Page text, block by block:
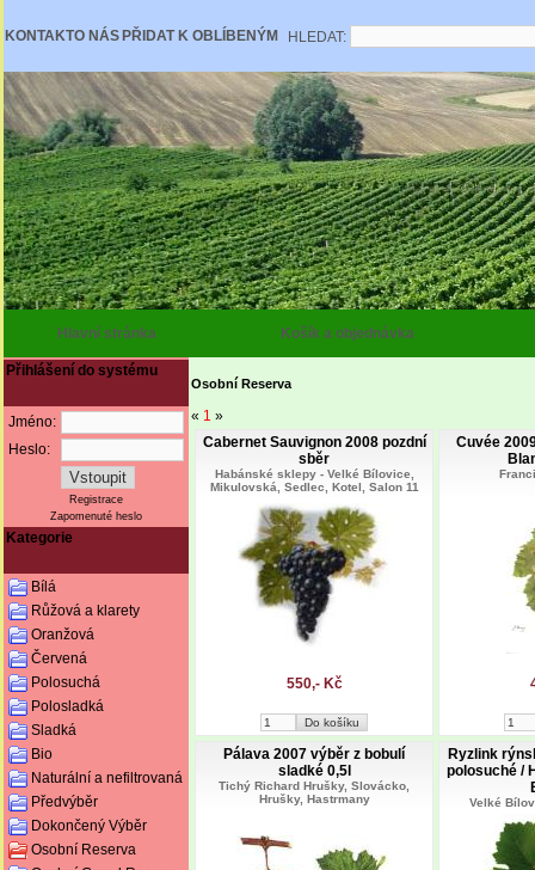
KONTAKTO NÁS PŘIDAT K OBLÍBENÝM HLEDAT:
Hlavní stránka Košík a objednávka
Přihlášení do systému
Jméno:
Heslo:
Registrace
Zapomenuté heslo
Kategorie
Bílá
Růžová a klarety
Oranžová
Červená
Polosuchá
Polosladká
Sladká
Bio
Naturální a nefiltrovaná
Předvýběr
Dokončený Výběr
Osobní Reserva
Osobní Reserva
« 1 »
Cabernet Sauvignon 2008 pozdní
sběr
Habánské sklepy - Velké Bílovice,
Mikulovská, Sedlec, Kotel, Salon 11
550,- Kč
Cuvée
Pálava 2007 výběr z bobulí
sladké 0,5l
Tichý Richard Hrušky, Slovácko,
Hrušky, Hastrmany
Ryzlink
polosuché /
Velké